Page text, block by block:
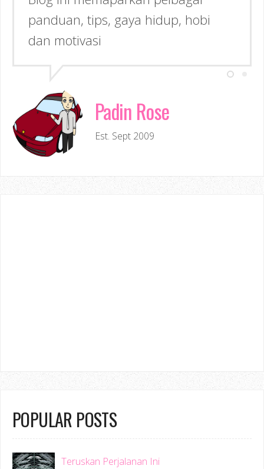
panduan, tips, gaya hidup, hobi
dan motivasi
Inspirasi kepada anda!
Padin Rose
Est. Sept 2009
POPULAR POSTS
Teruskan Perjalanan Ini